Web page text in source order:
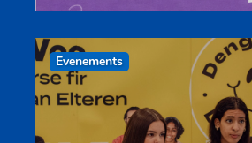
Evenements